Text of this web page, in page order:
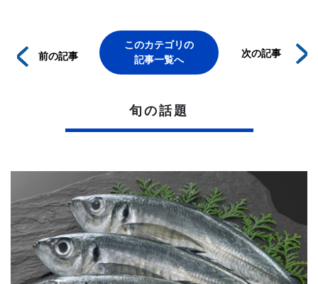
前の記事
このカテゴリの
記事一覧へ
次の記事
旬の話題